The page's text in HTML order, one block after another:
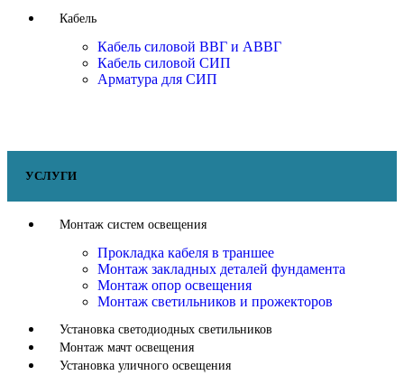
Кабель
Кабель силовой ВВГ и АВВГ
Кабель силовой СИП
Арматура для СИП
УСЛУГИ
Монтаж систем освещения
Прокладка кабеля в траншее
Монтаж закладных деталей фундамента
Монтаж опор освещения
Монтаж светильников и прожекторов
Установка светодиодных светильников
Монтаж мачт освещения
Установка уличного освещения